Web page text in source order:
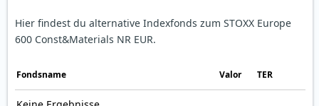
Hier findest du alternative Indexfonds zum STOXX Europe
600 Const&Materials NR EUR.
Fonds­name Valor TER